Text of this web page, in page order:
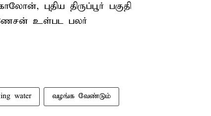
புதிய திருப்பூர் பகுதி
உள்பட பலர்
water வழங்க வேண்டும்